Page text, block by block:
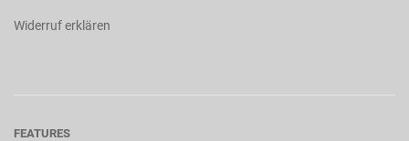
Widerruf erklären
FEATURES